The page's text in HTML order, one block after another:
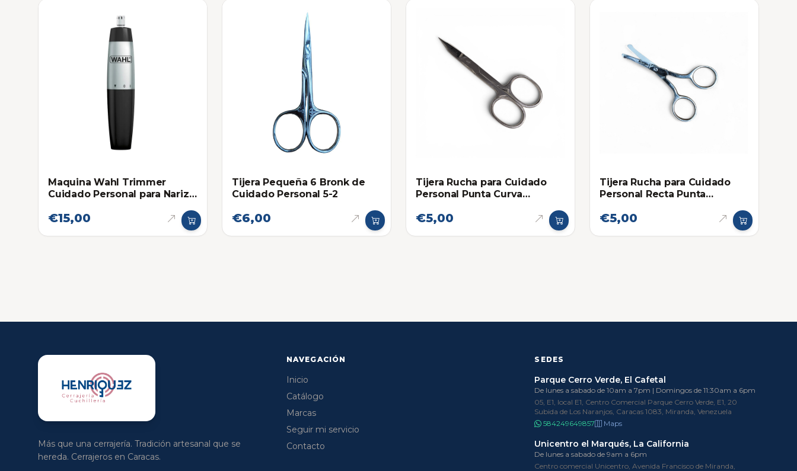
Maquina Wahl Trimmer
Cuidado Personal para Nariz
€15,00
Tijera Pequeña 6 Bronk de
Cuidado Personal 5-2
€6,00
Tijera Rucha para Cuidado
Personal Punta Curva
€5,00
Tijera Rucha para Cuidado
Personal Recta Punta
€5,00
Más que una cerrajería. Tradición artesanal que se
hereda. Cerrajeros en Caracas.
NAVEGACIÓN
Inicio
Catálogo
Marcas
Seguir mi servicio
Contacto
SEDES
Parque Cerro Verde, El Cafetal
De lunes a sabado de 10am a 7pm | Domingos de 11:30am a 6pm
05, E1, local E1, Centro Comercial Parque Cerro Verde, E1, 20
Subida de Los Naranjos, Caracas 1083, Miranda, Venezuela
584249649857
Maps
Unicentro el Marqués, La California
De lunes a sabado de 9am a 6pm
Centro comercial Unicentro, Avenida Francisco de Miranda,